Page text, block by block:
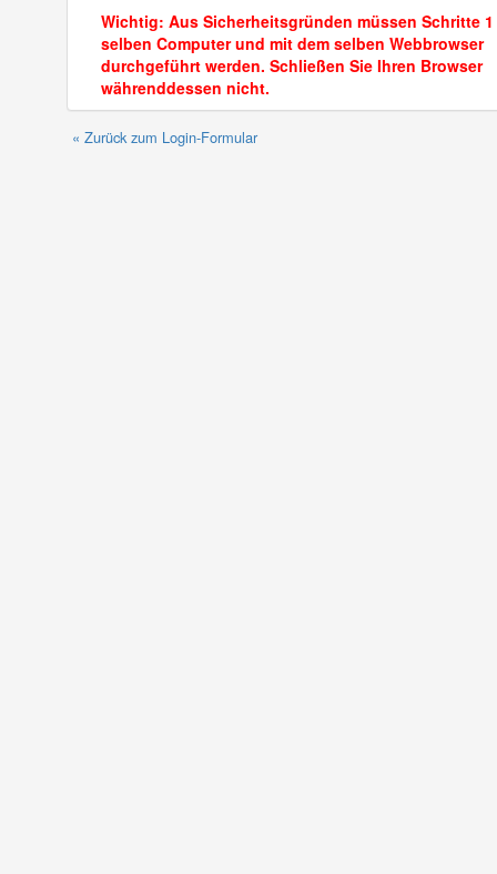
Wichtig: Aus Sicherheitsgründen müssen Schritte 1
selben Computer und mit dem selben Webbrowser
durchgeführt werden. Schließen Sie Ihren Browser
währenddessen nicht.
« Zurück zum Login-Formular